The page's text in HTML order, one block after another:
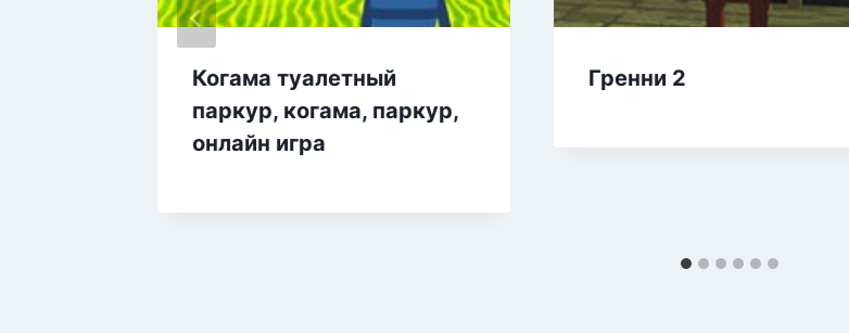
Когама туалетный
паркур, когама, паркур,
онлайн игра
Гренни 2